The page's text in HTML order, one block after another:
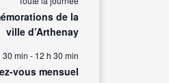
de la
ville d’Arthenay
30 min - 12 h 30 min
vous mensuel